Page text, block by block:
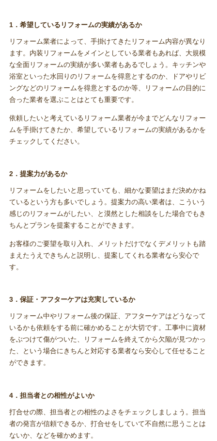
1．希望しているリフォームの実績があるか
リフォーム業者によって、手掛けてきたリフォーム内容が異なり
ます。内装リフォームをメインとしている業者もあれば、大規模
な全面リフォームの実績が多い業者もあるでしょう。キッチンや
浴室といった水回りのリフォームを得意とするのか、ドアやリビ
ングなどのリフォームを得意とするのか等、リフォームの目的に
合った業者を選ぶことはとても重要です。
依頼したいと考えているリフォーム業者が今までどんなリフォー
ムを手掛けてきたか、希望しているリフォームの実績があるかを
チェックしてください。
2．提案力があるか
リフォームをしたいと思っていても、細かな要望はまだ決めかね
ているという方も多いでしょう。提案力の高い業者は、こういう
感じのリフォームがしたい、と漠然とした相談をした場合でもき
ちんとプランを提案することができます。
お客様のご要望を取り入れ、メリットだけでなくデメリットも踏
まえたうえできちんと説明し、提案してくれる業者なら安心で
す。
3．保証・アフターケアは充実しているか
リフォーム中やリフォーム後の保証、アフターケアはどうなって
いるかも依頼をする前に確かめることが大切です。工事中に資材
をぶつけて傷がついた、リフォームを終えてから欠陥が見つかっ
た、という場合にきちんと対応する業者なら安心して任せること
ができます。
4．担当者との相性がよいか
打合せの際、担当者との相性のよさをチェックしましょう。担当
者の発言が信頼できるか、打合せをしていて不自然に思うことは
ないか、などを確かめます。